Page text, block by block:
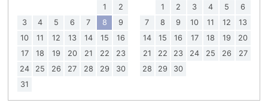
1
2
3
4 5 6 7 8
9
10
11 12 13 14 15
16
17
18 19 20 21 22
23
24
25 26 27 28 29
30
31
1
2 3 4 5
6
7
8 9 10 11 12
13
14
15 16 17 18 19
20
21
22 23 24 25 26
27
28
29 30